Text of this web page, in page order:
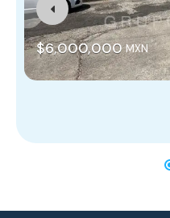
$6,000,000 MXN